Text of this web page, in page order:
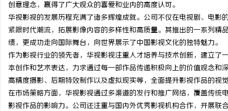
创意理念，赢得了广大观众的喜爱和业内的高度认可。
华视影视的发展历程充满了诸多辉煌成就。公司不仅在电视剧、电
紧跟时代潮流，拓展影像内容的多样性和高质量。其推出的一系列
绩，更成功走向国际舞台，向世界展示了中国影视文化的独特魅力。
作为影视行业的领先者，华视影视注重人才培养与技术创新，建立
本创作和艺术表达，力求通过每一部作品传递积极向上的价值观念
高精度摄影、后期特效制作以及虚拟现实等，全面提升影视作品的视
在市场策略方面，华视影视通过多渠道的发行和推广网络，覆盖传
影视作品的影响力。公司还注重与国内外优秀影视机构合作，开展